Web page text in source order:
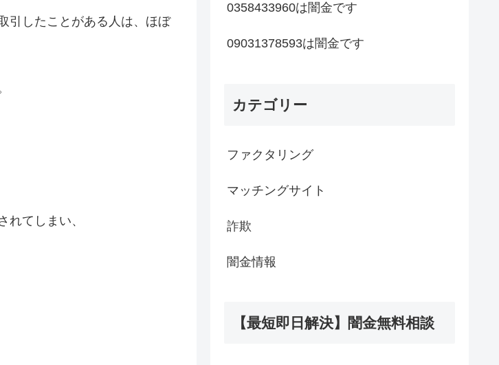
引したことがある人は、ほぼ
れてしまい、
0358433960は闇金です
09031378593は闇金です
カテゴリー
ファクタリング
マッチングサイト
詐欺
闇金情報
【最短即日解決】闇金無料相談